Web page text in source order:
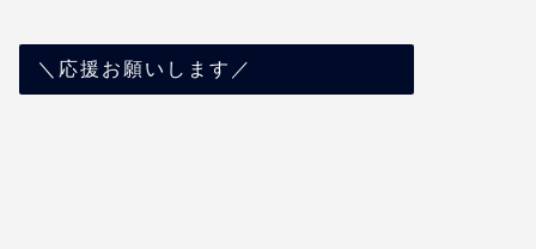
＼応援お願いします／